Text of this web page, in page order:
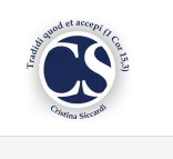
contenuto